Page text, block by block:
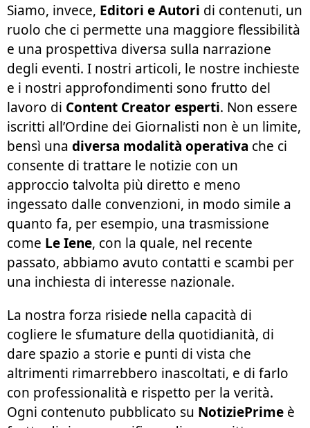
Siamo, invece, Editori e Autori di contenuti, un
ruolo che ci permette una maggiore flessibilità
e una prospettiva diversa sulla narrazione
degli eventi. I nostri articoli, le nostre inchieste
e i nostri approfondimenti sono frutto del
lavoro di Content Creator esperti. Non essere
iscritti all’Ordine dei Giornalisti non è un limite,
bensì una diversa modalità operativa che ci
consente di trattare le notizie con un
approccio talvolta più diretto e meno
ingessato dalle convenzioni, in modo simile a
quanto fa, per esempio, una trasmissione
come Le Iene, con la quale, nel recente
passato, abbiamo avuto contatti e scambi per
una inchiesta di interesse nazionale.
La nostra forza risiede nella capacità di
cogliere le sfumature della quotidianità, di
dare spazio a storie e punti di vista che
altrimenti rimarrebbero inascoltati, e di farlo
con professionalità e rispetto per la verità.
Ogni contenuto pubblicato su NotiziePrime è